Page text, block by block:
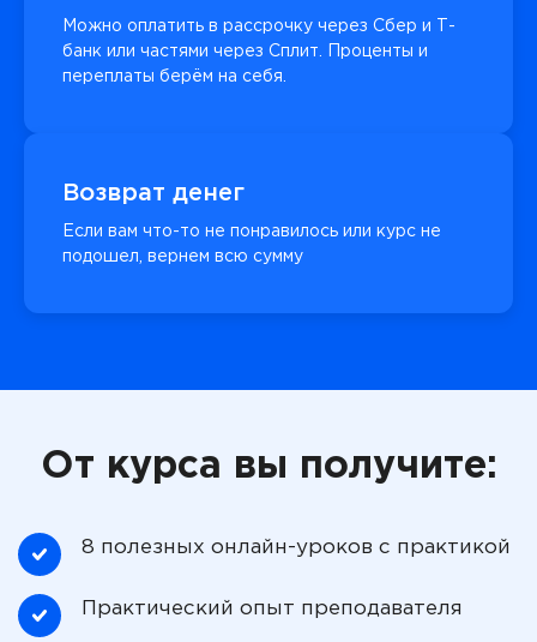
Можно оплатить в рассрочку через Сбер и Т-
банк или частями через Сплит. Проценты и
переплаты берём на себя.
Возврат денег
Если вам что-то не понравилось или курс не
подошел, вернем всю сумму
От курса вы получите:
8 полезных онлайн-уроков с практикой
Практический опыт преподавателя